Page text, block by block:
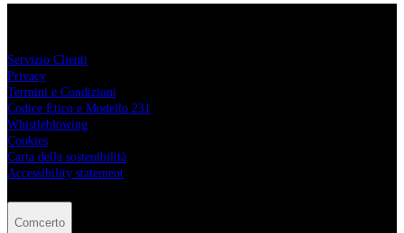
Servizio Clienti
Privacy
Termini e Condizioni
Codice Etico e Modello 231
Whistleblowing
Cookies
Carta della sostenibilità
Accessibility statement
Comcerto